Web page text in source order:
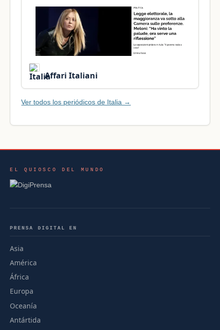
Affari Italiani
Ver todos los periódicos de Italia →
EL QUIOSCO DEL MUNDO
PRENSA DIGITAL EN
Asia
América
África
Europa
Oceanía
Antártida